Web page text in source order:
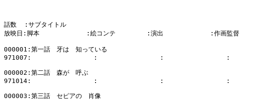
話数  :サブタイトル
放映日:脚本            :絵コンテ        :演出            :作画監督
000001:第一話　牙は　知っている
971007:                :                :                :
000002:第二話　森が　呼ぶ
971014:                :                :                :
000003:第三話　セピアの　肖像